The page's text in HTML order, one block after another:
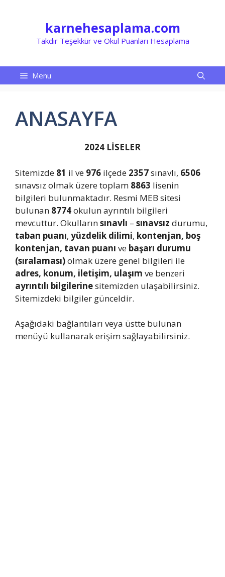
karnehesaplama.com
Takdir Teşekkür ve Okul Puanları Hesaplama
Menu
ANASAYFA
2024 LİSELER
Sitemizde 81 il ve 976 ilçede 2357sınavlı, 6506
sınavsız olmak üzere toplam 8863 lisenin
bilgileri bulunmaktadır. Resmi MEB sitesi
bulunan 8774okulun ayrıntılı bilgileri
mevcuttur. Okullarınsınavlı – sınavsız durumu,
taban puanı, yüzdelik dilimi, kontenjan, boş
kontenjan, tavan puanı ve başarı durumu
(sıralaması)olmak üzere genel bilgileri ile
adres, konum, iletişim, ulaşım ve benzeri
ayrıntılı bilgilerinesitemizden ulaşabilirsiniz.
Sitemizdeki bilgiler günceldir.
Aşağıdaki bağlantıları veya üstte bulunan
menüyü kullanarak erişim sağlayabilirsiniz.